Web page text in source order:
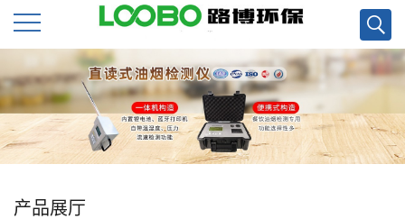
公
司
首
页
产品展厅